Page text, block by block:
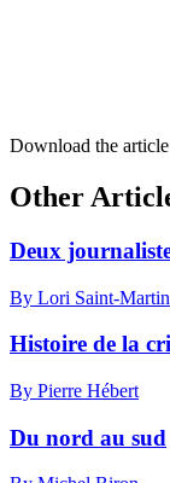
Download the
Other
Deux
By Lori Saint-Martin
Histoire de la
By Pierre Hébert
Du nord au sud